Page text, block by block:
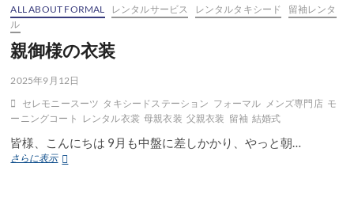
ALL ABOUT FORMAL レンタルサービス レンタルタキシード
留袖レンタ
ル
親御様の衣装
2025年9月12日
セレモニースーツ タキシードステーション フォーマル メンズ専門店 モ
ーニングコート
レンタル衣裳 母親衣装 父親衣装 留袖 結婚式
皆様、こんにちは 9月も中盤に差しかかり、やっと朝…
さらに表示親